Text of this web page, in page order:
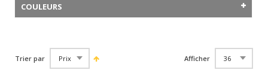
COULEURS
Trier par Afficher